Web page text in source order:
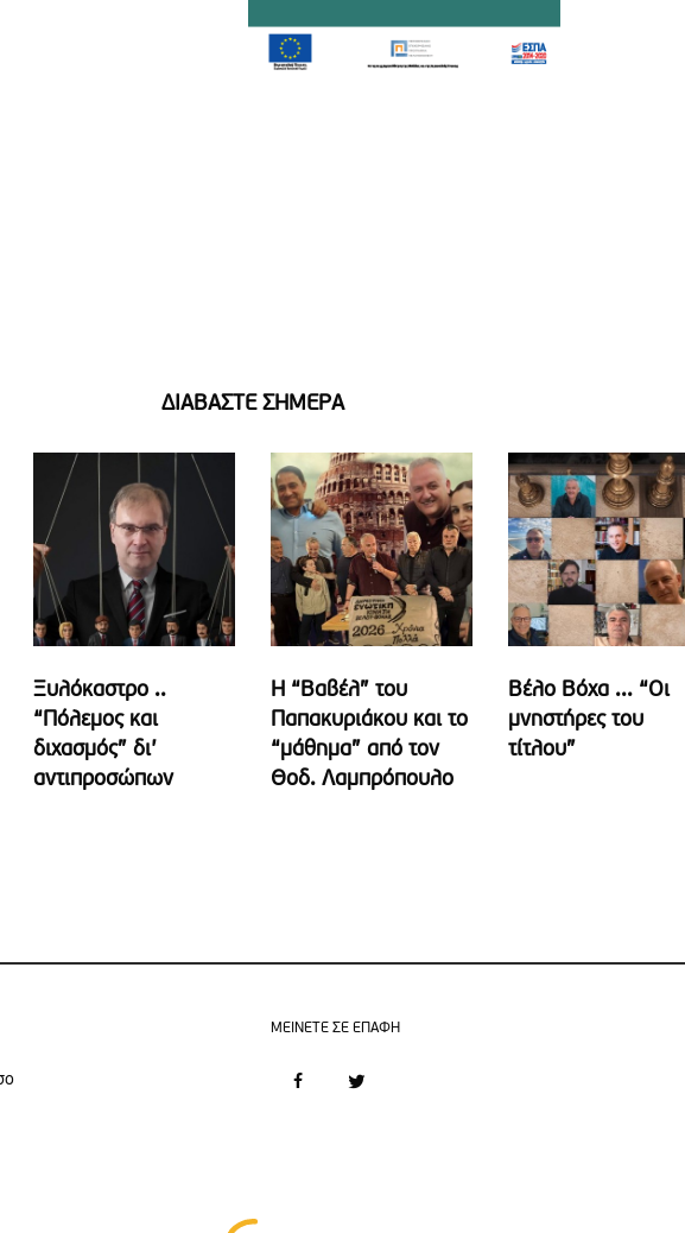
ΔΙΑΒΑΣΤΕ ΣΗΜΕΡΑ
Ξυλόκαστρο ..
“Πόλεμος και
διχασμός” δι’
αντιπροσώπων
Η “Βαβέλ” του
Παπακυριάκου και το
“μάθημα” από τον
Θοδ. Λαμπρόπουλο
Βέλο Βόχα ... “Οι
μνηστήρες του
τίτλου”
MEINETE ΣΕ ΕΠΑΦΗ